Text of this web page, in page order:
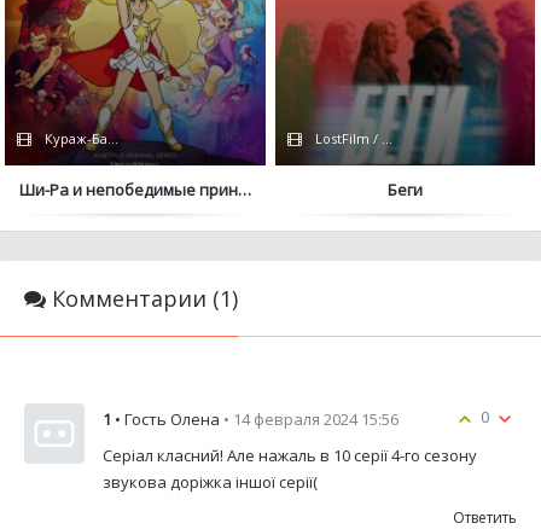
Кураж-Бамбей / IdeaFilm
Ши-Ра и непобедимые принцессы
LostFilm / HBO
Беги
Комментарии (1)
0
1 • Гость Олена • 14 февраля 2024 15:56
Серіал класний! Але нажаль в 10 серії 4-го сезону
звукова доріжка іншої серії(
Ответить